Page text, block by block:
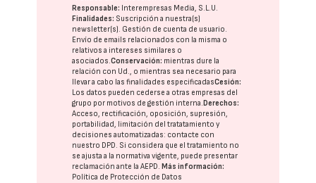
Responsable: Interempresas Media, S.L.U.
Finalidades: Suscripción a nuestra(s)
newsletter(s). Gestión de cuenta de usuario.
Envío de emails relacionados con la misma o
relativos a intereses similares o
asociados.Conservación: mientras dure la
relación con Ud., o mientras sea necesario para
llevar a cabo las finalidades especificadasCesión:
Los datos pueden cederse a otras empresas del
grupo por motivos de gestión interna. Derechos:
Acceso, rectificación, oposición, supresión,
portabilidad, limitación del tratatamiento y
decisiones automatizadas: contacte con
nuestro DPD. Si considera que el tratamiento no
se ajusta a la normativa vigente, puede presentar
reclamación ante laAEPD. Más información:
Política de Protección de Datos